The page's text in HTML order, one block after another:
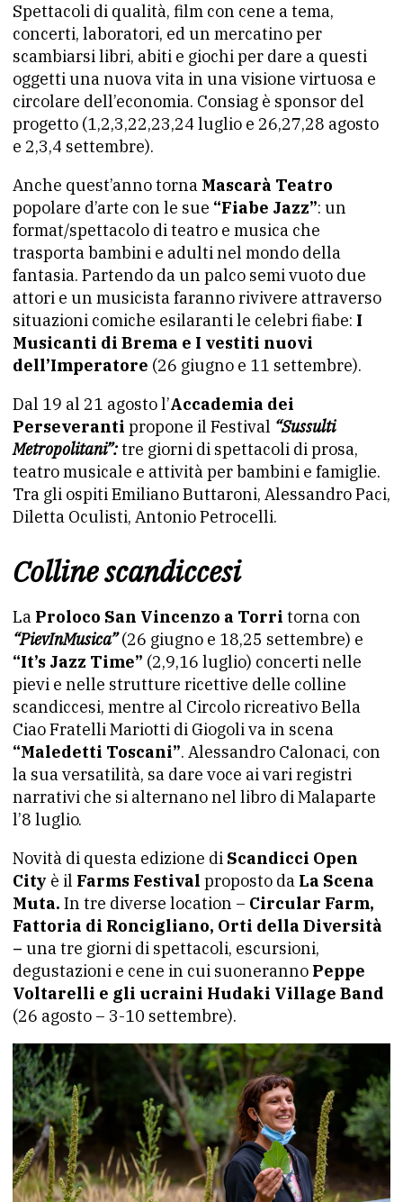
Spettacoli di qualità, film con cene a tema,
concerti, laboratori, ed un mercatino per
scambiarsi libri, abiti e giochi per dare a questi
oggetti una nuova vita in una visione virtuosa e
circolare dell’economia. Consiag è sponsor del
progetto (1,2,3,22,23,24 luglio e 26,27,28 agosto
e 2,3,4 settembre).
Anche quest’anno torna Mascarà Teatro
popolare d’arte con le sue “Fiabe Jazz”: un
format/spettacolo di teatro e musica che
trasporta bambini e adulti nel mondo della
fantasia. Partendo da un palco semi vuoto due
attori e un musicista faranno rivivere attraverso
situazioni comiche esilaranti le celebri fiabe: I
Musicanti di Brema e I vestiti nuovi
dell’Imperatore (26 giugno e 11 settembre).
Dal 19 al 21 agosto l’Accademia dei
Perseveranti propone il Festival “Sussulti
Metropolitani”:tre giorni di spettacoli di prosa,
teatro musicale e attività per bambini e famiglie.
Tra gli ospiti Emiliano Buttaroni, Alessandro Paci,
Diletta Oculisti, Antonio Petrocelli.
Colline scandiccesi
La Proloco San Vincenzo a Torri torna con
“PievInMusica”(26 giugno e 18,25 settembre) e
“It’s Jazz Time” (2,9,16 luglio) concerti nelle
pievi e nelle strutture ricettive delle colline
scandiccesi, mentre al Circolo ricreativo Bella
Ciao Fratelli Mariotti di Giogoli va in scena
“Maledetti Toscani”. Alessandro Calonaci, con
la sua versatilità, sa dare voce ai vari registri
narrativi che si alternano nel libro di Malaparte
l’8 luglio.
Novità di questa edizione di Scandicci Open
City è il Farms Festival proposto da La Scena
Muta. In tre diverse location – Circular Farm,
Fattoria di Roncigliano, Orti della Diversità
– una tre giorni di spettacoli, escursioni,
degustazioni e cene in cui suoneranno Peppe
Voltarelli e gli ucraini Hudaki Village Band
(26 agosto – 3-10 settembre).